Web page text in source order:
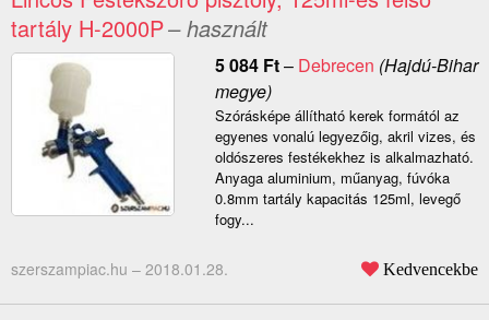
tartály H-2000P– használt
5 084 Ft– Debrecen (Hajdú-Bihar
megye)
Szórásképe állítható kerek formától az
egyenes vonalú legyezőig, akril vizes, és
oldószeres festékekhez is alkalmazható.
Anyaga aluminium, műanyag, fúvóka
0.8mm tartály kapacitás 125ml, levegő
fogy...
szerszampiac.hu – 2018.01.28. Kedvencekbe